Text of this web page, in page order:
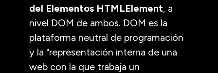
del Elementos HTMLElement, a
nivel DOM de ambos. DOM es la
plataforma neutral de programación
y la "representación interna de una
web con la que trabaja un